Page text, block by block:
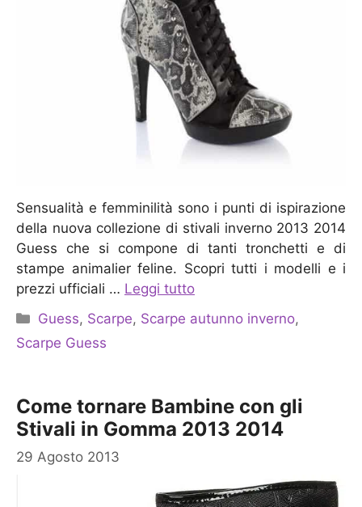
Sensualità e femminilità sono i punti di ispirazione
della nuova collezione di stivali inverno 2013 2014
Guess che si compone di tanti tronchetti e di
stampe animalier feline. Scopri tutti i modelli e i
prezzi ufficiali … Leggi tutto
Categorie
Guess, Scarpe, Scarpe autunno inverno,
Scarpe Guess
Come tornare Bambine con gli
Stivali in Gomma 2013 2014
29 Agosto 2013